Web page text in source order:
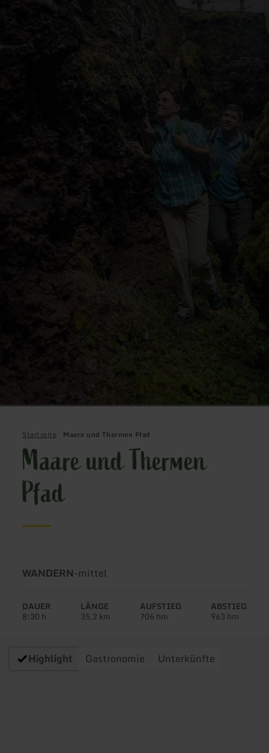
Startseite Maare und Thermen Pfad
Maare und Thermen
Pfad
Art
Tour:
WANDERN-Schwierigkeit:
mittel
DAUER
8:30 h
LÄNGE
35,2 km
AUFSTIEG
706 hm
ABSTIEG
963 hm
Highlight Gastronomie Unterkünfte